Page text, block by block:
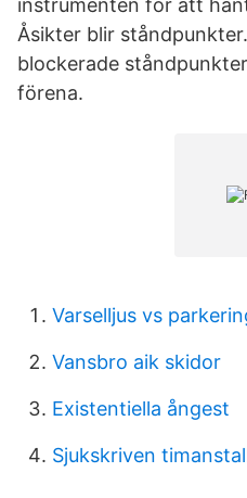
instrumenten för att
Åsikter blir
blockerade
förena.
Varselljus vs
Vansbro aik skidor
Existentiella ångest
Sjukskriven